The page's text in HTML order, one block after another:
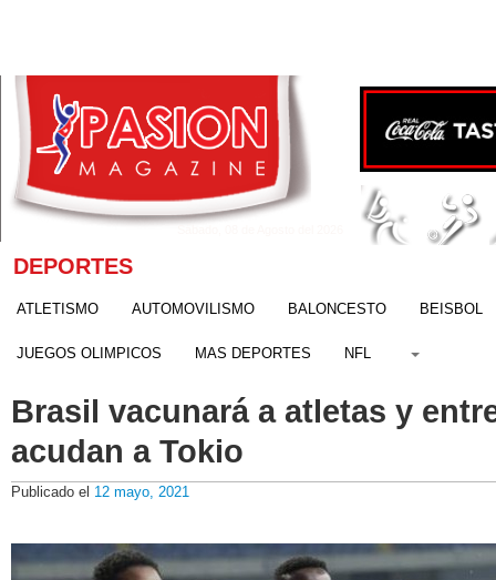
DEPORTES
ATLETISMO AUTOMOVILISMO BALONCESTO BEISBOL
JUEGOS OLIMPICOS MAS DEPORTES NFL
Brasil vacunará a atletas y
acudan a Tokio
Publicado el 12 mayo, 2021